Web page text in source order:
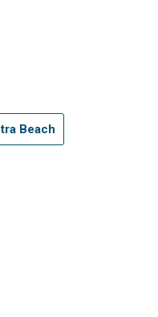
Beach